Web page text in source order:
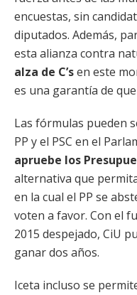
encuestas, sin
diputados. Además,
esta alianza contra
alza de C’sen este
es una garantía de
Las fórmulas pueden
PP y el PSC en el
apruebe los
alternativa que
en la cual el PP se
voten a favor. Con el
2015 despejado, CiU
ganar dos años.
Iceta incluso se